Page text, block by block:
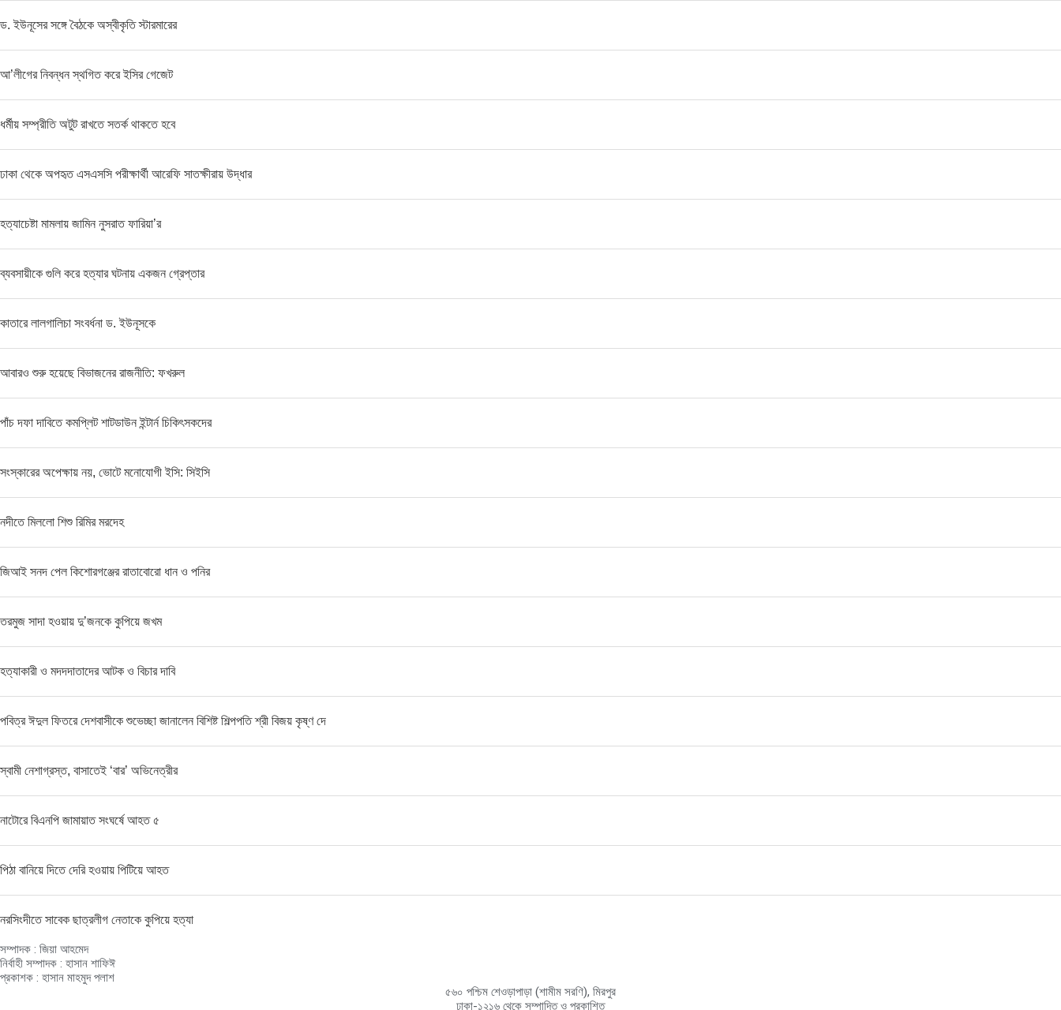
ড. ইউনূসের সঙ্গে বৈঠকে অস্বীকৃতি স্টারমারের
আ’লীগের নিবন্ধন স্থগিত করে ইসির গেজেট
ধর্মীয় সম্প্রীতি অটুট রাখতে সতর্ক থাকতে হবে
ঢাকা থেকে অপহৃত এসএসসি পরীক্ষার্থী আরেফি সাতক্ষীরায় উদ্ধার
হত্যাচেষ্টা মামলায় জামিন নুসরাত ফারিয়া’র
ব্যবসায়ীকে গুলি করে হত্যার ঘটনায় একজন গ্রেপ্তার
কাতারে লালগালিচা সংবর্ধনা ড. ইউনূসকে
আবারও শুরু হয়েছে বিভাজনের রাজনীতি: ফখরুল
পাঁচ দফা দাবিতে কমপ্লিট শাটডাউন ইন্টার্ন চিকিৎসকদের
সংস্কারের অপেক্ষায় নয়, ভোটে মনোযোগী ইসি: সিইসি
নদীতে মিললো শিশু রিমির মরদেহ
জিআই সনদ পেল কিশোরগঞ্জের রাতাবোরো ধান ও পনির
তরমুজ সাদা হওয়ায় দু’জনকে কুপিয়ে জখম
হত্যাকারী ও মদদদাতাদের আটক ও বিচার দাবি
পবিত্র ঈদুল ফিতরে দেশবাসীকে শুভেচ্ছা জানালেন বিশিষ্ট শিল্পপতি শ্রী বিজয় কৃষ্ণ দে
স্বামী নেশাগ্রস্ত, বাসাতেই ‘বার’ অভিনেত্রীর
নাটোরে বিএনপি জামায়াত সংঘর্ষে আহত ৫
পিঠা বানিয়ে দিতে দেরি হওয়ায় পিটিয়ে আহত
নরসিংদীতে সাবেক ছাত্রলীগ নেতাকে কুপিয়ে হত্যা
সম্পাদক : জিয়া আহমেদ
নির্বাহী সম্পাদক : হাসান শাফিঈ
প্রকাশক : হাসান মাহমুদ পলাশ
৫৬০ পশ্চিম শেওড়াপাড়া (শামীম সরণি), মিরপুর
ঢাকা-১২১৬ থেকে সম্পাদিত ও প্রকাশিত